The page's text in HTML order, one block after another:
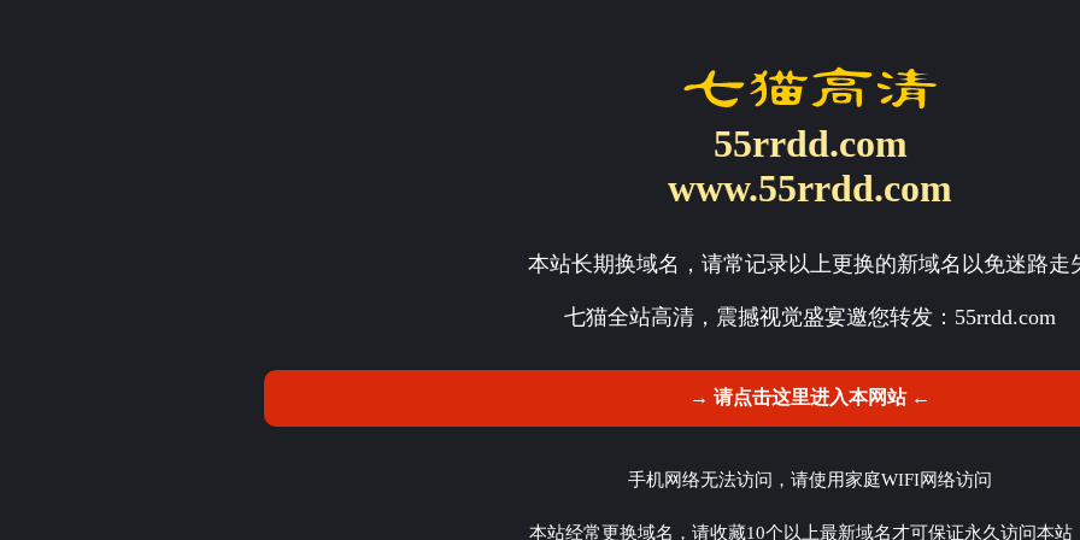
55rrdd.com
www.55rrdd.com
本站长期换域名，请常记录以上更换的新域名以免迷路走
七猫全站高清，震撼视觉盛宴邀您转发： 55rrdd.com
→ 请点击这里进入本网站 ←
手机网络无法访问，请使用家庭WIFI网络访问
本站经常更换域名，请收藏10个以上最新域名才可保证永久访问本站